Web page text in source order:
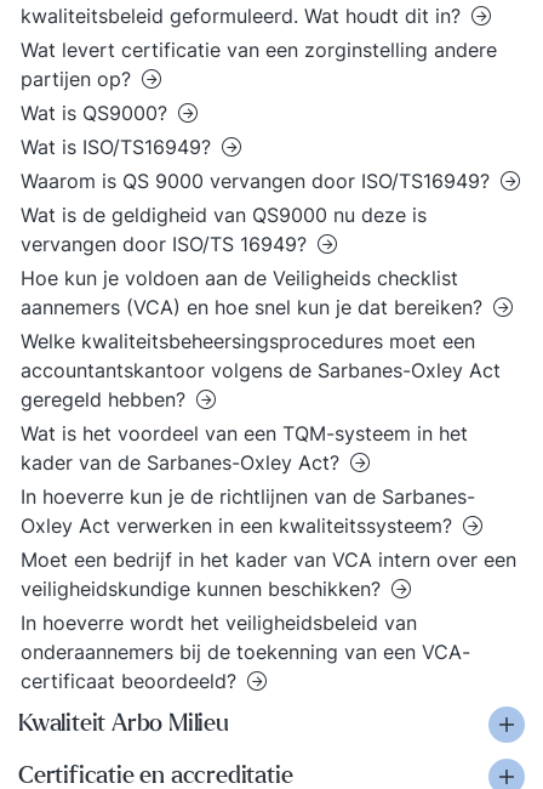
kwaliteitsbeleid geformuleerd. Wat houdt dit in?
Wat levert certificatie van een zorginstelling andere
partijen op?
Wat is QS9000?
Wat is ISO/TS16949?
Waarom is QS 9000 vervangen door ISO/TS16949?
Wat is de geldigheid van QS9000 nu deze is
vervangen door ISO/TS 16949?
Hoe kun je voldoen aan de Veiligheids checklist
aannemers (VCA) en hoe snel kun je dat bereiken?
Welke kwaliteitsbeheersingsprocedures moet een
accountantskantoor volgens de Sarbanes-Oxley Act
geregeld hebben?
Wat is het voordeel van een TQM-systeem in het
kader van de Sarbanes-Oxley Act?
In hoeverre kun je de richtlijnen van de Sarbanes-
Oxley Act verwerken in een kwaliteitssysteem?
Moet een bedrijf in het kader van VCA intern over een
veiligheidskundige kunnen beschikken?
In hoeverre wordt het veiligheidsbeleid van
onderaannemers bij de toekenning van een VCA-
certificaat beoordeeld?
Kwaliteit Arbo Milieu
Certificatie en accreditatie